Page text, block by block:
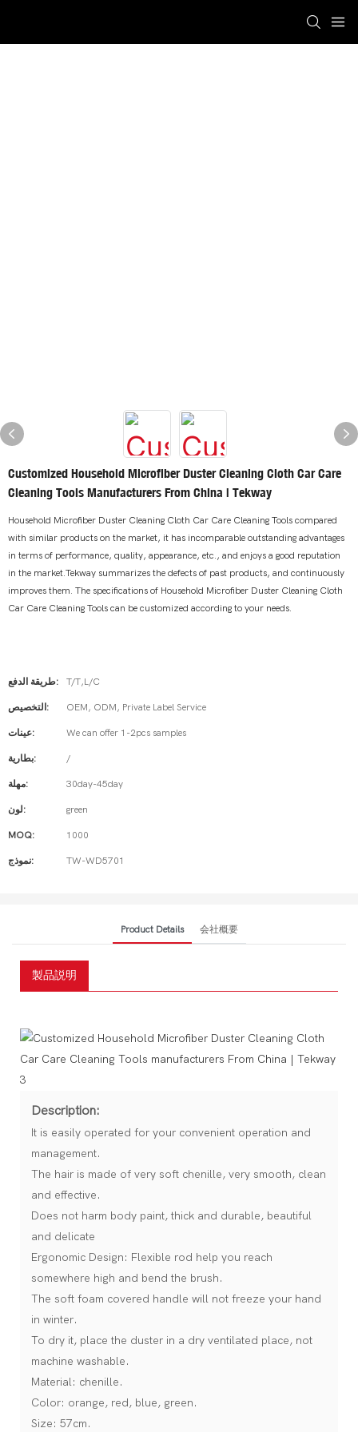
Customized Household Microfiber Duster Cleaning Cloth Car Care
Cleaning Tools Manufacturers From China | Tekway
Household Microfiber Duster Cleaning Cloth Car Care Cleaning Tools compared
with similar products on the market, it has incomparable outstanding advantages
in terms of performance, quality, appearance, etc., and enjoys a good reputation
in the market.Tekway summarizes the defects of past products, and continuously
improves them. The specifications of Household Microfiber Duster Cleaning Cloth
Car Care Cleaning Tools can be customized according to your needs.
طريقة الدفع: T/T,L/C
التخصيص: OEM, ODM, Private Label Service
عينات: We can offer 1-2pcs samples
بطارية: /
مهلة: 30day-45day
لون: green
MOQ: 1000
نموذج: TW-WD5701
Product Details 会社概要
製品説明
Description:
It is easily operated for your convenient operation and
management.
The hair is made of very soft chenille, very smooth, clean
and effective.
Does not harm body paint, thick and durable, beautiful
and delicate
Ergonomic Design: Flexible rod help you reach
somewhere high and bend the brush.
The soft foam covered handle will not freeze your hand
in winter.
To dry it, place the duster in a dry ventilated place, not
machine washable.
Material: chenille.
Color: orange, red, blue, green.
Size: 57cm.